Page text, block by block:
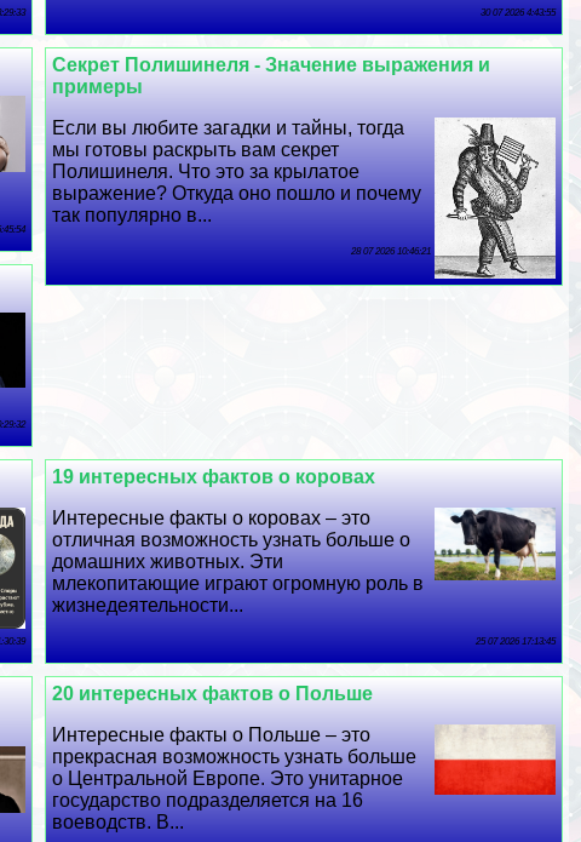
30 07 2026 4:43:55
Секрет Полишинеля - Значение выражения и
примеры
Если вы любите загадки и тайны, тогда
мы готовы раскрыть вам секрет
Полишинеля. Что это за крылатое
выражение? Откуда оно пошло и почему
так популярно в...
28 07 2026 10:46:21
19 интересных фактов о коровах
Интересные факты о коровах – это
отличная возможность узнать больше о
домашних животных. Эти
млекопитающие играют огромную роль в
жизнедеятельности...
25 07 2026 17:13:45
20 интересных фактов о Польше
Интересные факты о Польше – это
прекрасная возможность узнать больше
о Центральной Европе. Это унитарное
государство подразделяется на 16
воеводств. В...